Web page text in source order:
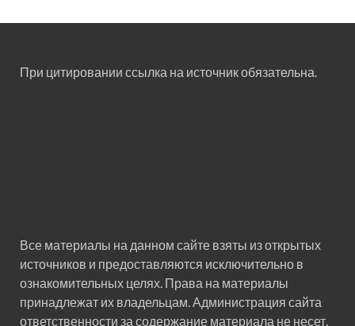
При цитировании ссылка на источник обязательна.
Все материалы на данном сайте взяты из открытых
источников и предоставляются исключительно в
ознакомительных целях. Права на материалы
принадлежат их владельцам. Администрация сайта
ответственности за содержание материала не несет.